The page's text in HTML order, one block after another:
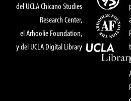
del UCLA Chicano Studies
Research Center,
el Arhoolie Foundation,
y del UCLA Digital Library